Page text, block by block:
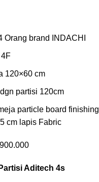
Orang brand INDACHI
120×60 cm
partisi 120cm
particle board
cm lapis Fabric
Aditech 4s